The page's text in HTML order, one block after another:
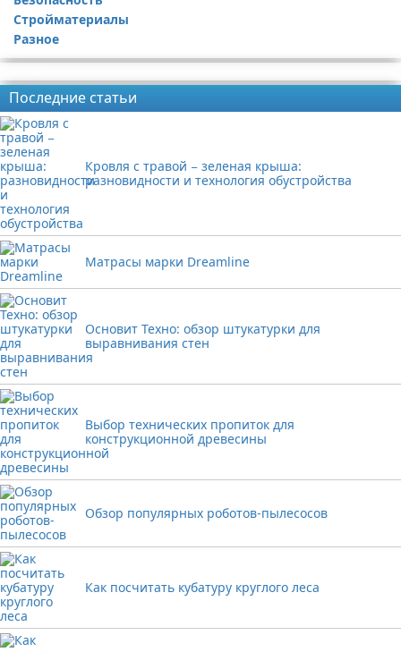
Стройматериалы
Разное
Последние статьи
Кровля с травой − зеленая крыша:
разновидности и технология обустройства
Матрасы марки Dreamline
Основит Техно: обзор штукатурки для
выравнивания стен
Выбор технических пропиток для
конструкционной древесины
Обзор популярных роботов-пылесосов
Как посчитать кубатуру круглого леса